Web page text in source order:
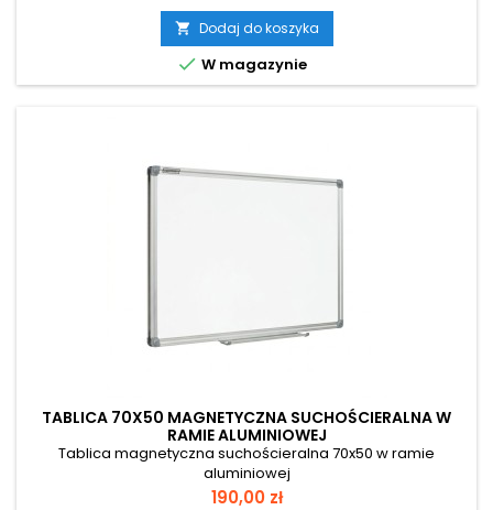
 Dodaj do koszyka
 W magazynie
TABLICA 70X50 MAGNETYCZNA SUCHOŚCIERALNA W
RAMIE ALUMINIOWEJ
Tablica magnetyczna suchościeralna 70x50 w ramie
aluminiowej
Cena
190,00 zł